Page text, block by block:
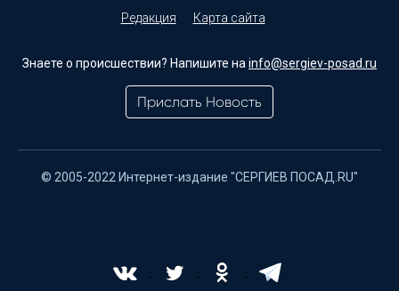
Редакция Карта сайта
Знаете о происшествии? Напишите на info@sergiev-posad.ru
Прислать Новость
© 2005-2022 Интернет-издание "СЕРГИЕВ ПОСАД.RU"